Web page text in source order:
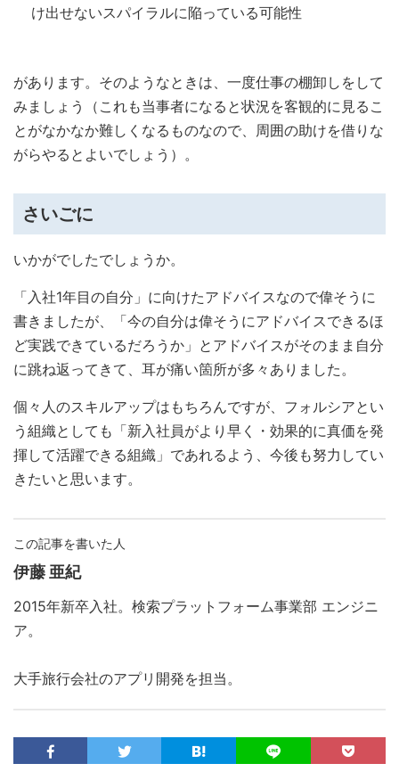
け出せないスパイラルに陥っている可能性
があります。そのようなときは、一度仕事の棚卸しをして
みましょう（これも当事者になると状況を客観的に見るこ
とがなかなか難しくなるものなので、周囲の助けを借りな
がらやるとよいでしょう）。
さいごに
いかがでしたでしょうか。
「入社1年目の自分」に向けたアドバイスなので偉そうに
書きましたが、「今の自分は偉そうにアドバイスできるほ
ど実践できているだろうか」とアドバイスがそのまま自分
に跳ね返ってきて、耳が痛い箇所が多々ありました。
個々人のスキルアップはもちろんですが、フォルシアとい
う組織としても「新入社員がより早く・効果的に真価を発
揮して活躍できる組織」であれるよう、今後も努力してい
きたいと思います。
この記事を書いた人
伊藤 亜紀
2015年新卒入社。検索プラットフォーム事業部 エンジニ
ア。
大手旅行会社のアプリ開発を担当。